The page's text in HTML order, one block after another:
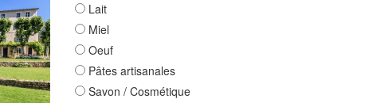
Lait
Miel
Oeuf
Pâtes artisanales
Savon / Cosmétique